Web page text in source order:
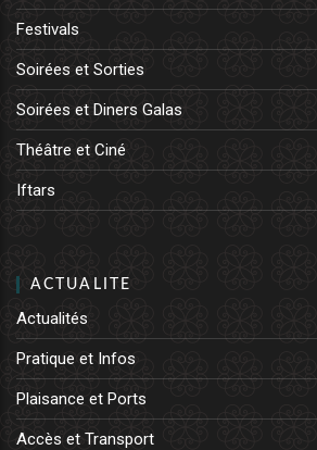
Festivals
Soirées et Sorties
Soirées et Diners Galas
Théâtre et Ciné
Iftars
ACTUALITE
Actualités
Pratique et Infos
Plaisance et Ports
Accès et Transport